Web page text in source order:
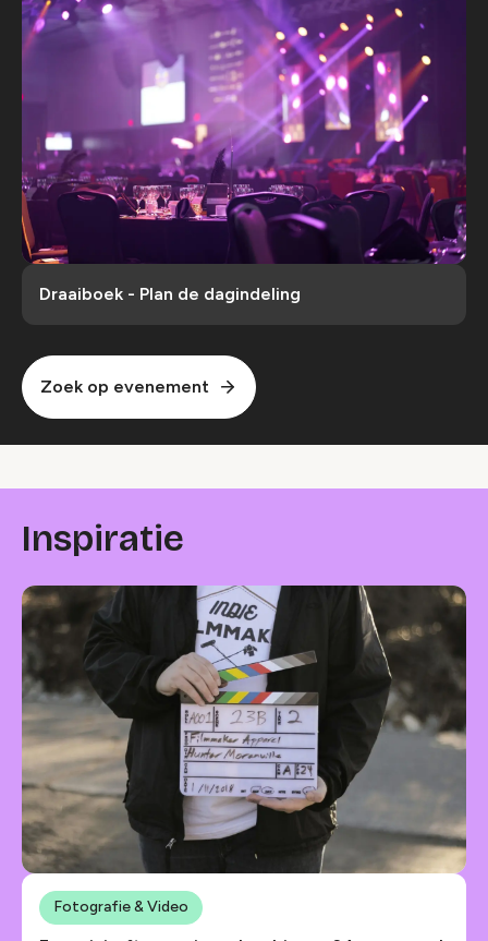
Draaiboek - Plan de dagindeling
Zoek op evenement
Inspiratie
Fotografie & Video